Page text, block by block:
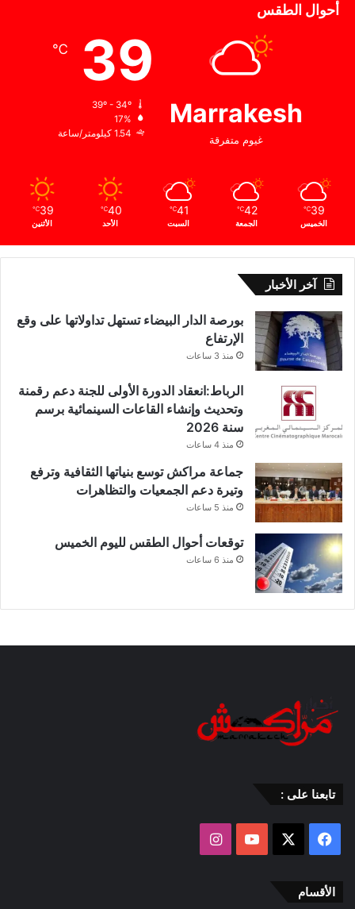
أحوال الطقس
Marrakesh
غيوم متفرقة
39
℃
17%
1.54 كيلومتر/ساعة
39
℃
الخميس
42
℃
الجمعة
41
℃
السبت
40
℃
الأحد
39
℃
الأثنين
آخر الأخبار
بورصة الدار البيضاء تستهل تداولاتها على وقع
الإرتفاع
منذ 3 ساعات
الرباط:انعقاد الدورة الأولى للجنة دعم رقمنة
وتحديث وإنشاء القاعات السينمائية برسم
سنة 2026
منذ 4 ساعات
جماعة مراكش توسع بنياتها الثقافية وترفع
وتيرة دعم الجمعيات والتظاهرات
منذ 5 ساعات
توقعات أحوال الطقس لليوم الخميس
منذ 6 ساعات
تابعنا على :
فيسبوك ‫YouTube
الأقسام